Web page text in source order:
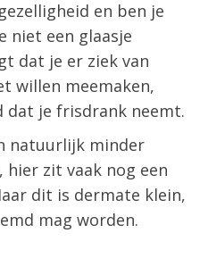
en ben je
niet een glaasje
dat je er ziek van
willen meemaken,
dat je frisdrank neemt.
natuurlijk minder
hier zit vaak nog een
dit is dermate klein,
mag worden.